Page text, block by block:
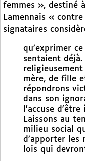
femmes », destiné
Lamennais «
signataires
qu’exprimer
sentaient déjà.
religieusement
mère, de fille
répondrons
dans son
l’accuse
Laissons au
milieu social
d’apporter les
lois qui